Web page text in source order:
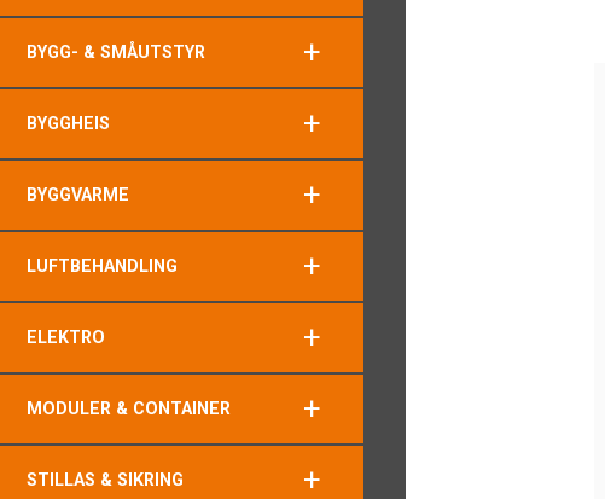
BYGG- & SMÅUTSTYR +
BYGGHEIS +
BYGGVARME +
LUFTBEHANDLING +
ELEKTRO +
MODULER & CONTAINER +
STILLAS & SIKRING +